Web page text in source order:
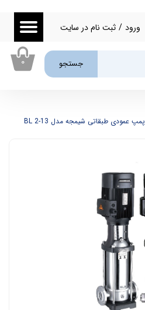
جستجو
ورود / ثبت نام در سایت
۰
پمپ عمودی طبقاتی شیمجه مدل BL 2-13